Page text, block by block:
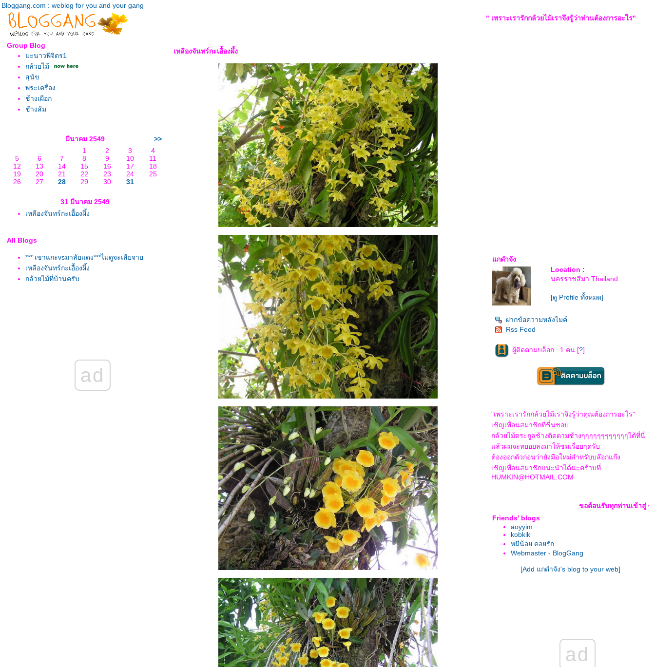
Bloggang.com : weblog for you and your gang
" เพราะเรารักกล้วยไม้เราจึงรู้ว่าท่านต้องการอะไร"
Group Blog
มะนาวพิจิตร1
กล้วยไม้
สุนัข
พระเครื่อง
ช้างเผือก
ช้างส้ม
มีนาคม 2549
>>
1
2 3
4
5
6 7 8 9 10
11
12
13 14 15 16 17
18
19
20 21 22 23 24
25
26
27 28 29 30 31
31 มีนาคม 2549
เหลืองจันทร์กะเอื้องผึ้ง
All Blogs
*** เขาแกะvsมาลัยแดง***ไม่ดูจะเสียจา
เหลืองจันทร์กะเอื้องผึ้ง
กล้วยไม้ที่บ้านครับ
ad
เหลืองจันทร์กะเอื้องผึ้ง
กดำจัง
Location :
นครราชสีมา Thailand
[ดู Profile ทั้งหมด]
ฝากข้อความหลังไมค์
Rss Feed
ผู้ติดตามบล็อก : 1 คน [?]
"เพราะเรารักกล้วยไม้เราจึงรู้ว่าคุณต้องการอะไร"
เชิญเพื่อนสมาชิกที่ชื่นชอบ
กล้วยไม้ตระกูลช้างติดตามช้างๆๆๆๆๆๆๆๆๆๆๆๆได้ที่นี่
ล้วผมจะทยอยลงมาให้ชมเรื่อยๆครับ
ต้องออกตัวก่อนว่ายังมือใหม่สำหรับบล๊อกแก๊ง
เชิญเพื่อนสมาชิกแนะนำได้นะคร้าบที่
HUMKIN@HOTMAIL.COM
ขอต้อนรับทุกท่านเข้าสู่
Friends' blogs
aoyyim
kobkik
หมีน้อย คอยรัก
Webmaster - BlogGang
[Add แกดำจัง's blog to your web]
ad